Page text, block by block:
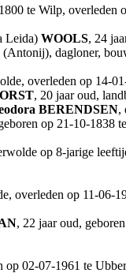
te Wilp,
Leida) WOOLS, 24
(Antonij), dagloner,
overleden op 14-
, 20 jaar oud,
BERENDSEN,
op 21-10-1838
op 8-jarige
overleden op 11-06-
, 22 jaar oud,
op 02-07-1961 te